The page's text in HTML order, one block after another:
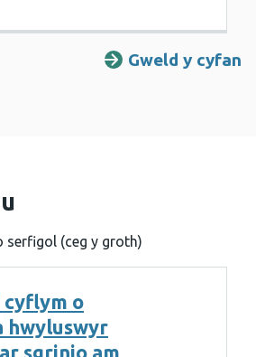
Gweld y cyfan
(ceg y groth)
o
hwyluswyr
sgrinio am